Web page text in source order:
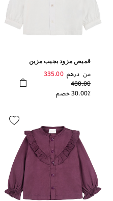
قميص مزود بجيب مزين
من درهم 335.00
480.00
30.00٪ خصم